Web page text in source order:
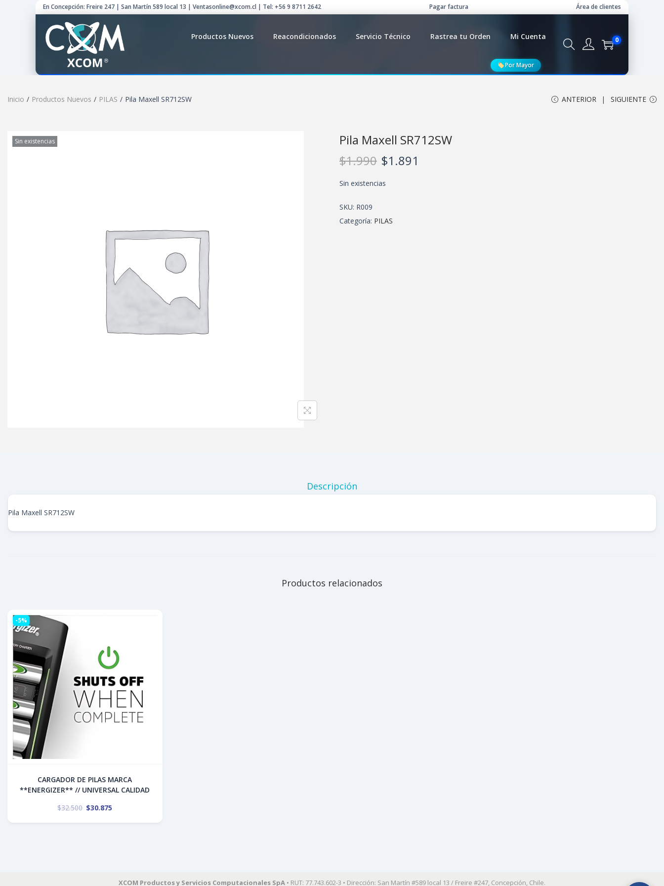
En Concepción: Freire 247 | San Martín 589 local 13 | Ventasonline@xcom.cl | Tel: +56 9 8711 2642 Pagar factura Área de clientes
Productos Nuevos Reacondicionados Servicio Técnico Rastrea tu Orden Mi Cuenta
Por Mayor
0
Inicio / Productos Nuevos / PILAS / Pila Maxell SR712SW ANTERIOR SIGUIENTE
Sin existencias
Pila Maxell SR712SW
$1.990 $1.891
Sin existencias
SKU: R009
Categoría: PILAS
Descripción
Pila Maxell SR712SW
Productos relacionados
-5%
CARGADOR DE PILAS MARCA
**ENERGIZER** // UNIVERSAL CALIDAD
$32.500 $30.875
XCOM Productos y Servicios Computacionales SpA • RUT: 77.743.602-3 • Dirección: San Martín #589 local 13 / Freire #247, Concepción, Chile.